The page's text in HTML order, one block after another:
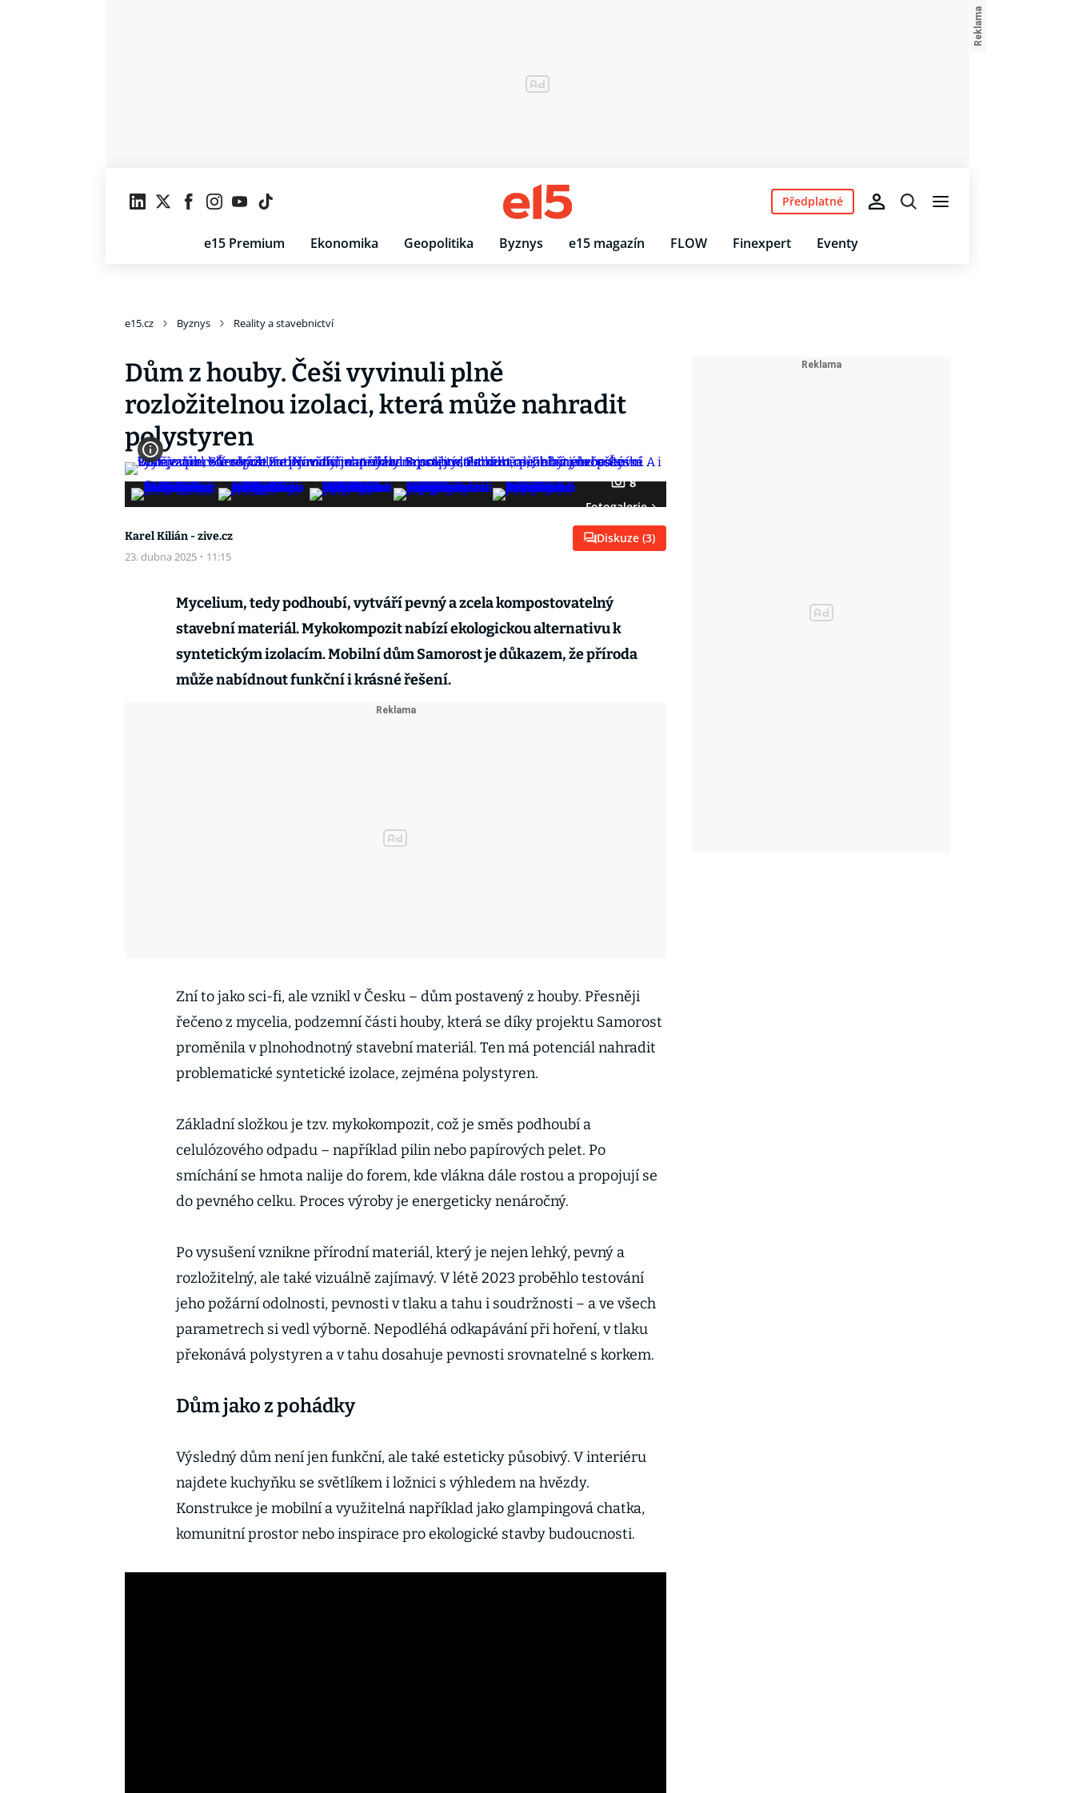
e15 Premium Ekonomika Geopolitika Byznys e15 magazín FLOW Finexpert Eventy
Předplatné
e15.cz Byznys Reality a stavebnictví
Dům z houby. Češi vyvinuli plně
rozložitelnou izolaci, která může nahradit
polystyren
8
Fotogalerie
Karel Kilián - zive.cz
23. dubna 2025 · 11:15
Diskuze (3)
Mycelium, tedy podhoubí, vytváří pevný a zcela kompostovatelný
stavební materiál. Mykokompozit nabízí ekologickou alternativu k
syntetickým izolacím. Mobilní dům Samorost je důkazem, že příroda
může nabídnout funkční i krásné řešení.
Zní to jako sci-fi, ale vznikl v Česku – dům postavený z houby. Přesněji
řečeno z mycelia, podzemní části houby, která se díky projektu Samorost
proměnila v plnohodnotný stavební materiál. Ten má potenciál nahradit
problematické syntetické izolace, zejména polystyren.
Základní složkou je tzv. mykokompozit, což je směs podhoubí a
celulózového odpadu – například pilin nebo papírových pelet. Po
smíchání se hmota nalije do forem, kde vlákna dále rostou a propojují se
do pevného celku. Proces výroby je energeticky nenáročný.
Po vysušení vznikne přírodní materiál, který je nejen lehký, pevný a
rozložitelný, ale také vizuálně zajímavý. V létě 2023 proběhlo testování
jeho požární odolnosti, pevnosti v tlaku a tahu i soudržnosti – a ve všech
parametrech si vedl výborně. Nepodléhá odkapávání při hoření, v tlaku
překonává polystyren a v tahu dosahuje pevnosti srovnatelné s korkem.
Dům jako z pohádky
Výsledný dům není jen funkční, ale také esteticky působivý. V interiéru
najdete kuchyňku se světlíkem i ložnici s výhledem na hvězdy.
Konstrukce je mobilní a využitelná například jako glampingová chatka,
komunitní prostor nebo inspirace pro ekologické stavby budoucnosti.